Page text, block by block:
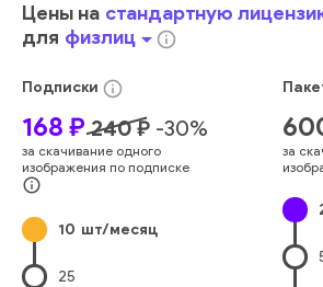
Коридор
Потолок Станция
Фоновые
Аэропорт
Покрытие Пола
Городское Место Действия
Офисное Здание
Строительная Отрасль
Пешеходная Дорожка
Фитц
сцена
архитектура
построенный угасание
бизнес интерьер
Цены на стандартную
для физлицarrow_drop_downinfo_outline
Подписки info_outline
168 ₽ 240₽ -30%
за скачивание одного
изображения по подписке
info_outline
10 шт/месяц
25
за